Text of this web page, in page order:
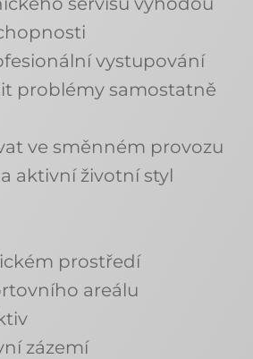
vystupování
problémy samostatně
ve směnném provozu
aktivní životní styl
prostředí
areálu
zázemí